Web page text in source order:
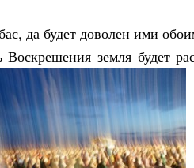
да будет доволен ими
земля будет